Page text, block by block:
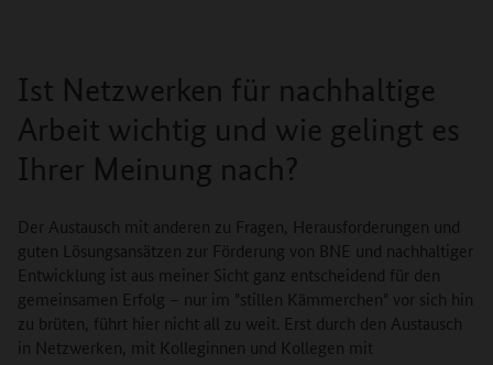
Ist Netzwerken für nachhaltige
Arbeit wichtig und wie gelingt es
Ihrer Meinung nach?
Der Austausch mit anderen zu Fragen, Herausforderungen und
guten Lösungsansätzen zur Förderung von BNE und nachhaltiger
Entwicklung ist aus meiner Sicht ganz entscheidend für den
gemeinsamen Erfolg – nur im "stillen Kämmerchen" vor sich hin
zu brüten, führt hier nicht all zu weit. Erst durch den Austausch
in Netzwerken, mit Kolleginnen und Kollegen mit